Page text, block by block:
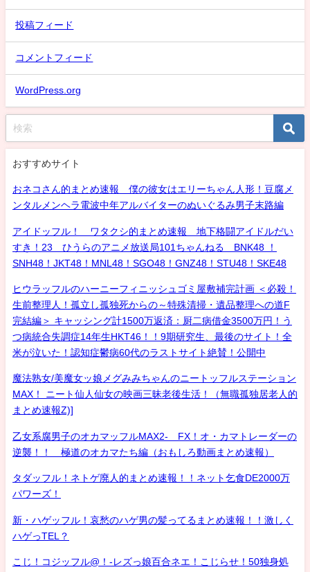
投稿フィード
コメントフィード
WordPress.org
おすすめサイト
おネコさん的まとめ速報 僕の彼女はエリーちゃん人形！豆腐メ
ンタルメンヘラ電波中年アルバイターのぬいぐるみ男子末路編
アイドッフル！ ワタクシ的まとめ速報 地下格闘アイドルだい
すき！23 ひうらのアニメ放送局101ちゃんねる BNK48 ！
SNH48！JKT48！MNL48！SGO48！GNZ48！STU48！SKE48
ヒウラッフルのハーニーフィニッシュゴミ屋敷補完計画 ＜必殺！
生前整理人！孤立し孤独死からの～特殊清掃・遺品整理への道F
完結編＞ キャッシング計1500万返済：厨二病借金3500万円！う
つ病統合失調症14年生HKT46！！9期研究生、最後のサイト！全
米が泣いた！認知症鬱病60代のラストサイト絶賛！公開中
魔法熟女/美魔女ッ娘メグみみちゃんのニートッフルステーション
MAX！ ニート仙人仙女の映画三昧老後生活！（無職孤独居老人的
まとめ速報Z)]
乙女系腐男子のオカマッフルMAX2- FX！オ・カマトレーダーの
逆襲！！ 極道のオカマたち編（おもしろ動画まとめ速報）
タダッフル！ネトゲ廃人的まとめ速報！！ネット乞食DE2000万
パワーズ！
新・ハゲッフル！哀愁のハゲ男の髪ってるまとめ速報！！激しく
ハゲっTEL？
こじ！コジッフル@！-レズっ娘百合ネエ！こじらせ！50独身処